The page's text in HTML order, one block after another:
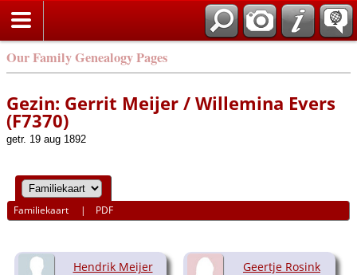
Our Family Genealogy Pages
Gezin: Gerrit Meijer / Willemina Evers
(F7370)
getr. 19 aug 1892
Familiekaart | PDF
Hendrik Meijer Geertje Rosink